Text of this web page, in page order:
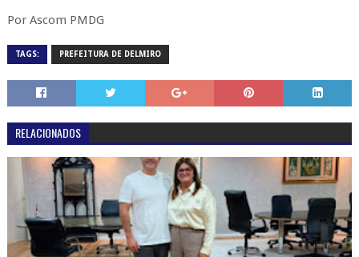
Por Ascom PMDG
TAGS: PREFEITURA DE DELMIRO
RELACIONADOS